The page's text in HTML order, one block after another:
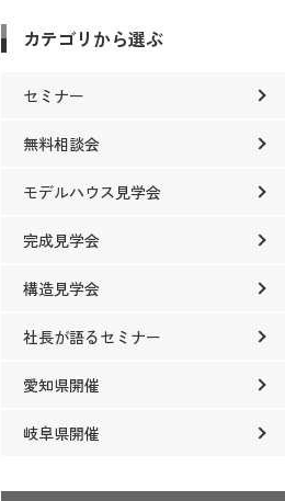
カテゴリから選ぶ
セミナー
無料相談会
モデルハウス見学会
完成見学会
構造見学会
社長が語るセミナー
愛知県開催
岐阜県開催